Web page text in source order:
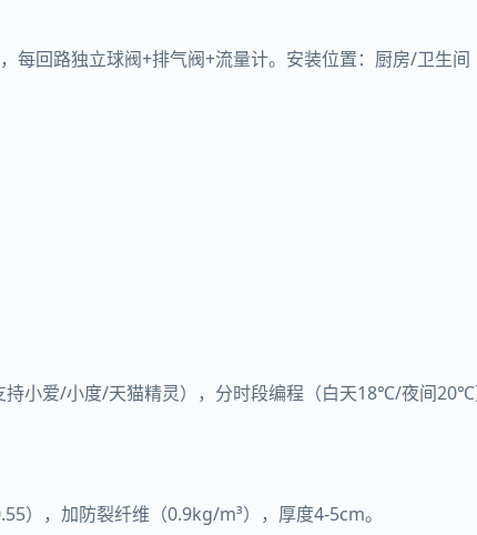
每回路独立球阀+排气阀+流量计。安装位置：厨房/卫生
小爱/小度/天猫精灵），分时段编程（白天18℃/夜间20℃
），加防裂纤维（0.9kg/m³），厚度4-5cm。